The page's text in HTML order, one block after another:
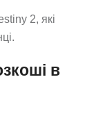
2, які
в